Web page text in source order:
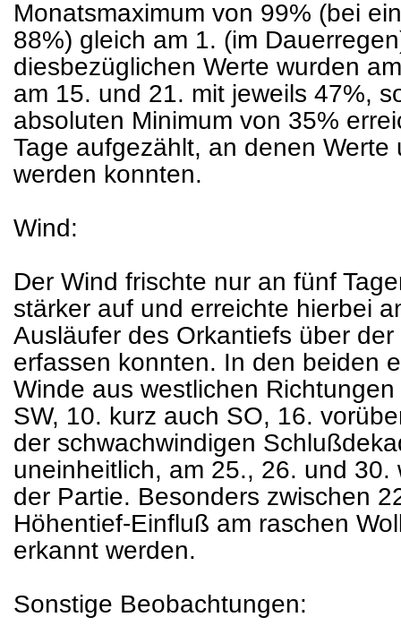
Monatsmaximum von 99% (bei
88%) gleich am 1. (im
diesbezüglichen Werte wurden
am 15. und 21. mit jeweils 47%,
absoluten Minimum von 35%
Tage aufgezählt, an denen
werden konnten.
Wind:
Der Wind frischte nur an fünf
stärker auf und erreichte hierbei
Ausläufer des Orkantiefs über
erfassen konnten. In den beiden
Winde aus westlichen
SW, 10. kurz auch SO, 16.
der schwachwindigen
uneinheitlich, am 25., 26. und
der Partie. Besonders zwischen
Höhentief-Einfluß am raschen
erkannt werden.
Sonstige Beobachtungen: